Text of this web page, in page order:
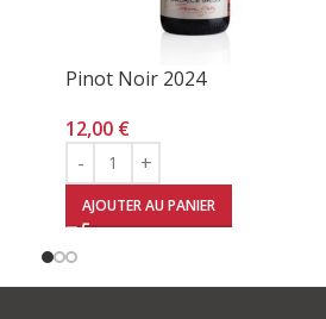
Pinot Noir 2024
12,00 €
AJOUTER AU PANIER